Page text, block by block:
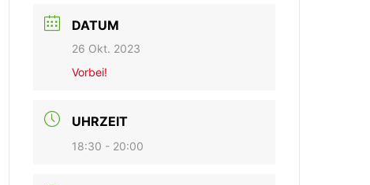
DATUM
26 Okt. 2023
Vorbei!
UHRZEIT
18:30 - 20:00